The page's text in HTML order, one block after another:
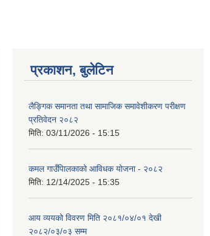
प्रकाशन, बुलेटिन
लैङ्गिक समानता तथा सामाजिक समावेशीकरण परीक्षण
प्रतिवेदन २०८२
मिति: 03/11/2026 - 15:15
कमल गाउँपािलकाको आविधक योजना - २०८२
मिति: 12/14/2025 - 15:35
आय व्ययको विवरण मिति २०८१/०४/०१ देखी
२०८२/०३/०३ सम्म